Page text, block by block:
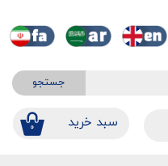
جستجو
۰ ​​سبد خرید